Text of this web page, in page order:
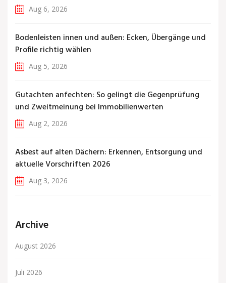
Aug 6, 2026
Bodenleisten innen und außen: Ecken, Übergänge und
Profile richtig wählen
Aug 5, 2026
Gutachten anfechten: So gelingt die Gegenprüfung
und Zweitmeinung bei Immobilienwerten
Aug 2, 2026
Asbest auf alten Dächern: Erkennen, Entsorgung und
aktuelle Vorschriften 2026
Aug 3, 2026
Archive
August 2026
Juli 2026